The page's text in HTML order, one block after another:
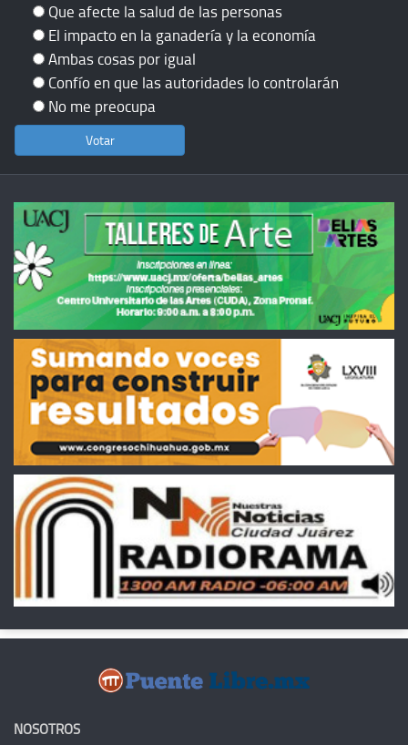
Que afecte la salud de las personas
El impacto en la ganadería y la economía
Ambas cosas por igual
Confío en que las autoridades lo controlarán
No me preocupa
NOSOTROS